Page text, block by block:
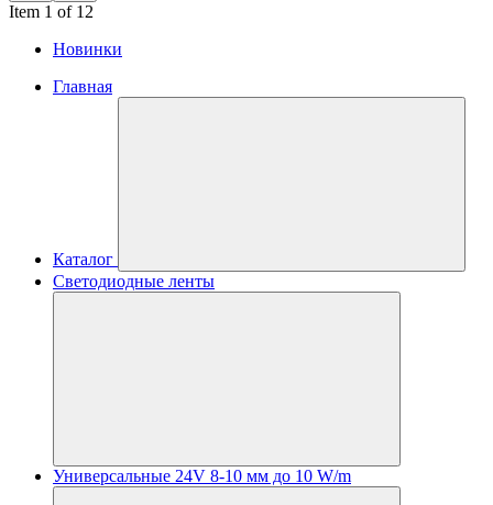
Item 1 of 12
Новинки
Главная
Каталог
Светодиодные ленты
Универсальные 24V 8-10 мм до 10 W/m